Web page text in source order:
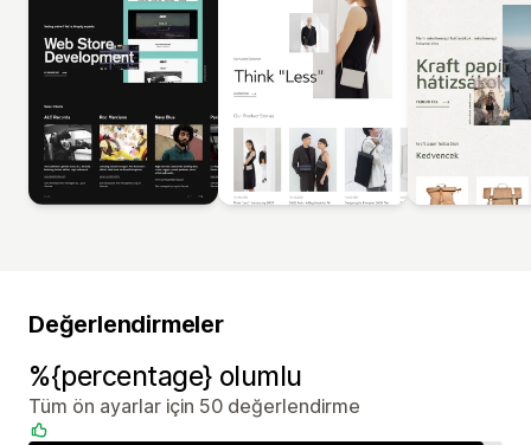
Değerlendirmeler
%{percentage} olumlu
Tüm ön ayarlar için 50 değerlendirme